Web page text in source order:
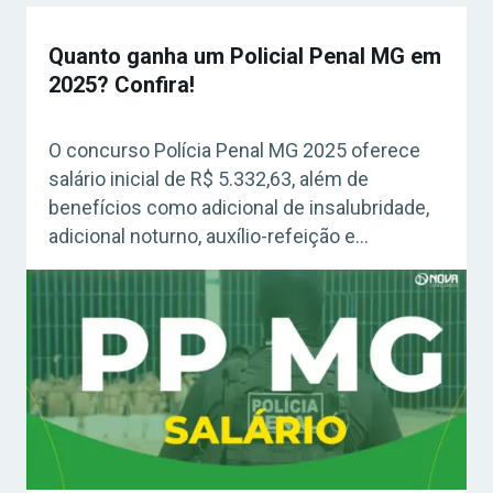
Quanto ganha um Policial Penal MG em
2025? Confira!
O concurso Polícia Penal MG 2025 oferece
salário inicial de R$ 5.332,63, além de
benefícios como adicional de insalubridade,
adicional noturno, auxílio-refeição e
gratificação de desempenho. Veja todos os
detalhes sobre a remuneração e vantagens
da carreira!